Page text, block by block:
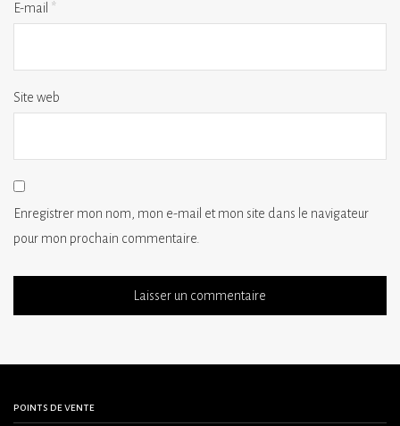
E-mail *
Site web
Enregistrer mon nom, mon e-mail et mon site dans le navigateur
pour mon prochain commentaire.
points de vente